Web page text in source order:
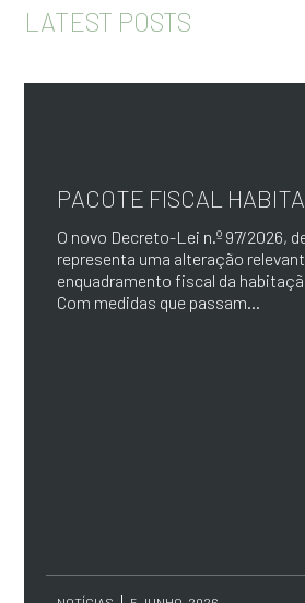
LATEST POSTS
PACOTE FISCAL
O novo Decreto-Lei n.º 97/2026,
representa uma alteração
enquadramento fiscal da
Com medidas que passam...